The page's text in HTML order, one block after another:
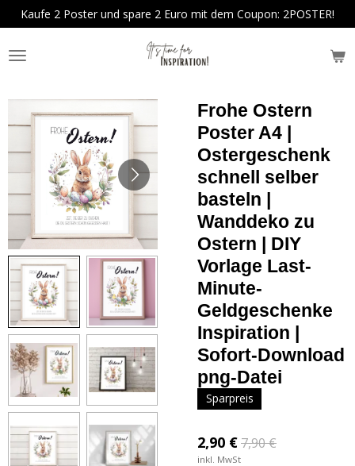
Zum
Hauptinhalt
springen
Kaufe 2 Poster und spare 2 Euro mit dem Coupon: 2POSTER!
Frohe Ostern
Poster A4 |
Ostergeschenk
schnell selber
basteln |
Wanddeko zu
Ostern | DIY
Vorlage Last-
Minute-
Geldgeschenke
Inspiration |
Sofort-Download
png-Datei
Sparpreis
2,90 €7,90 €
inkl. MwSt